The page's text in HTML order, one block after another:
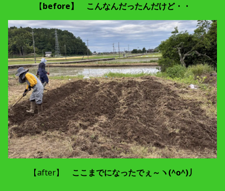
【before】 こんなんだったんだけど・・
【after】 ここまでになったでぇ～ヽ(^o^)丿